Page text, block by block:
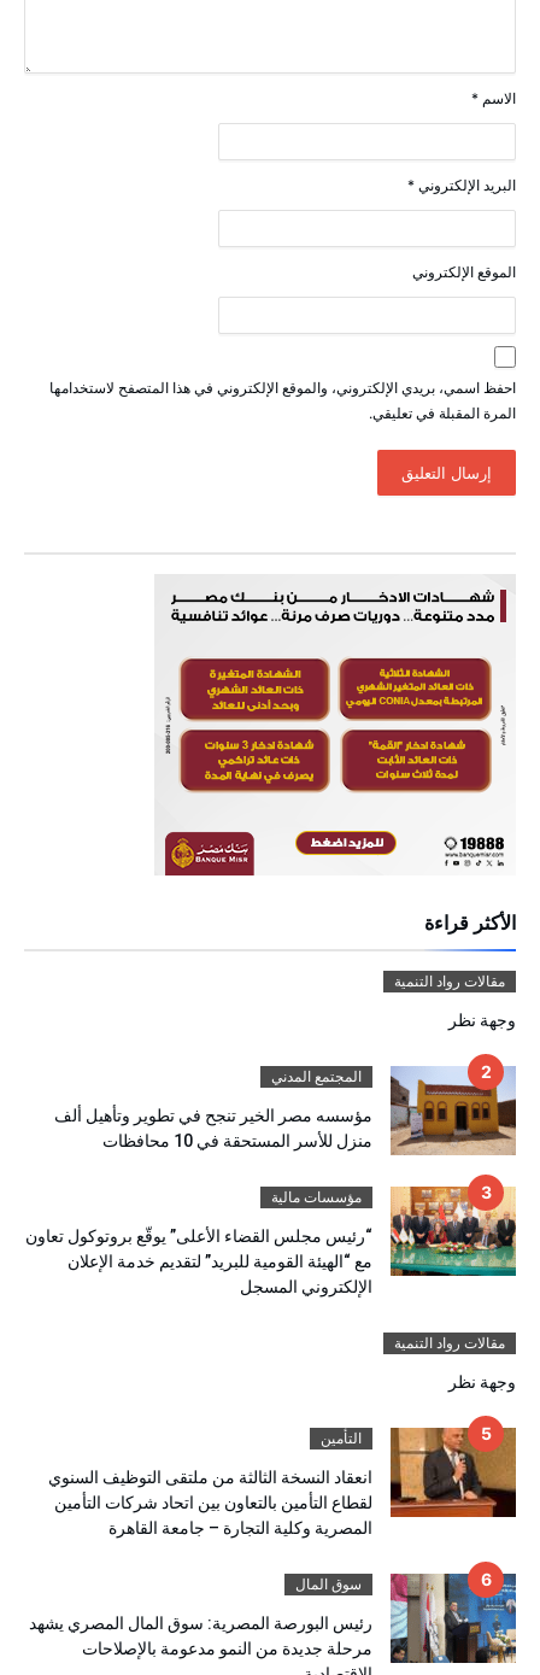
الاسم *
البريد الإلكتروني *
الموقع الإلكتروني
احفظ اسمي، بريدي الإلكتروني، والموقع الإلكتروني في هذا المتصفح لاستخدامها
المرة المقبلة في تعليقي.
الأكثر قراءة
مقالات رواد التنمية
وجهة نظر
المجتمع المدني
مؤسسه مصر الخير تنجح في تطوير وتأهيل ألف
منزل للأسر المستحقة في 10 محافظات
مؤسسات مالية
“رئيس مجلس القضاء الأعلى” يوقّع بروتوكول تعاون
مع “الهيئة القومية للبريد” لتقديم خدمة الإعلان
الإلكتروني المسجل
مقالات رواد التنمية
وجهة نظر
التأمين
انعقاد النسخة الثالثة من ملتقى التوظيف السنوي
لقطاع التأمين بالتعاون بين اتحاد شركات التأمين
المصرية وكلية التجارة – جامعة القاهرة
سوق المال
رئيس البورصة المصرية: سوق المال المصري يشهد
مرحلة جديدة من النمو مدعومة بالإصلاحات